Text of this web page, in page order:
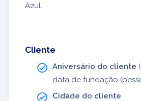
Azul.
Cliente
Aniversário do cliente
data de fundação
Cidade do cliente